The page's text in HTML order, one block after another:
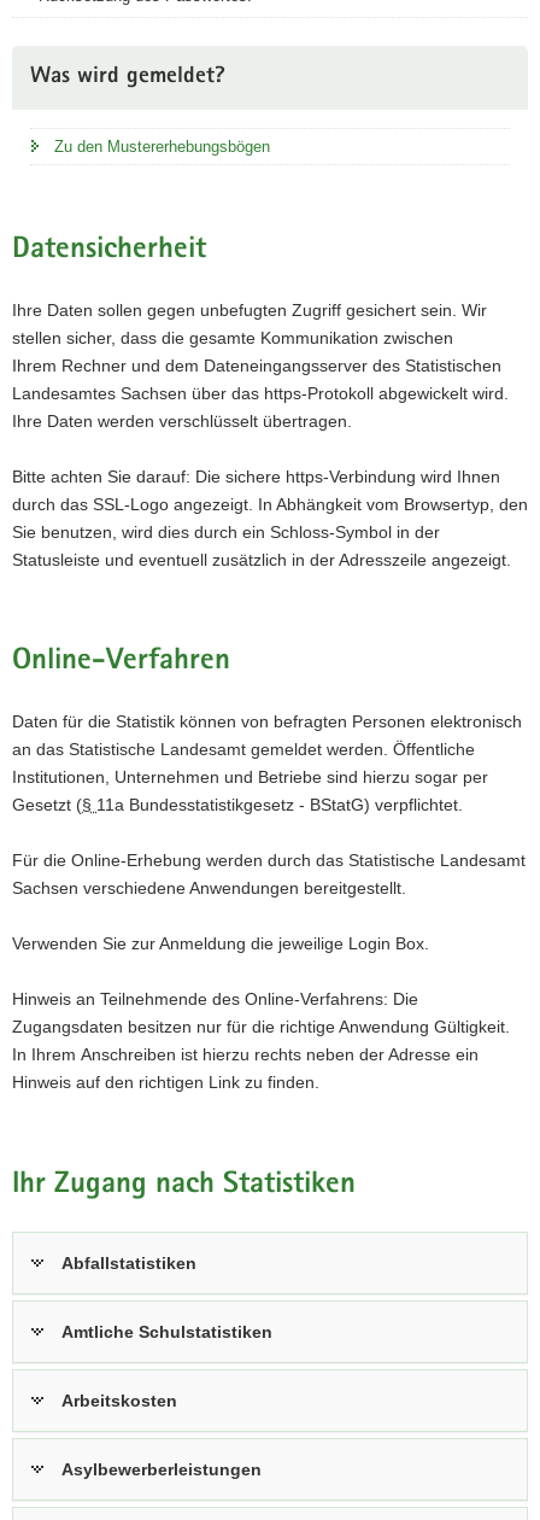
Was wird gemeldet?
Zu den Mustererhebungsbögen
Datensicherheit
Ihre Daten sollen gegen unbefugten Zugriff gesichert sein. Wir
stellen sicher, dass die gesamte Kommunikation zwischen
Ihrem Rechner und dem Dateneingangsserver des Statistischen
Landesamtes Sachsen über das https-Protokoll abgewickelt wird.
Ihre Daten werden verschlüsselt übertragen.
Bitte achten Sie darauf: Die sichere https-Verbindung wird Ihnen
durch das SSL-Logo angezeigt. In Abhängkeit vom Browsertyp, den
Sie benutzen, wird dies durch ein Schloss-Symbol in der
Statusleiste und eventuell zusätzlich in der Adresszeile angezeigt.
Online-Verfahren
Daten für die Statistik können von befragten Personen elektronisch
an das Statistische Landesamt gemeldet werden. Öffentliche
Institutionen, Unternehmen und Betriebe sind hierzu sogar per
Gesetzt (§ 11a Bundesstatistikgesetz - BStatG) verpflichtet.
Für die Online-Erhebung werden durch das Statistische Landesamt
Sachsen verschiedene Anwendungen bereitgestellt.
Verwenden Sie zur Anmeldung die jeweilige Login Box.
Hinweis an Teilnehmende des Online-Verfahrens: Die
Zugangsdaten besitzen nur für die richtige Anwendung Gültigkeit.
In Ihrem Anschreiben ist hierzu rechts neben der Adresse ein
Hinweis auf den richtigen Link zu finden.
Ihr Zugang nach Statistiken
Abfallstatistiken
Amtliche Schulstatistiken
Arbeitskosten
Asylbewerberleistungen